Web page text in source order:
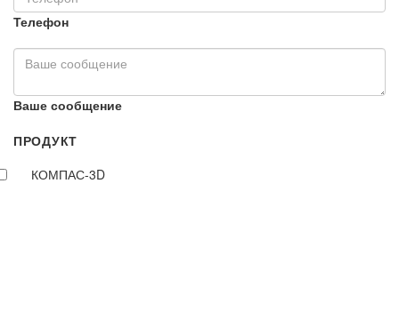
Телефон
Ваше сообщение
ПРОДУКТ
КОМПАС-3D